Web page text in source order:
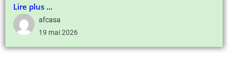
Lire plus ...
afcasa
19 mai 2026